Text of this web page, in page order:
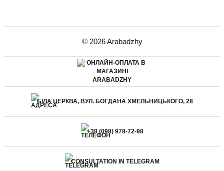
© 2026 Arabadzhy
БІЛА ЦЕРКВА, ВУЛ. БОГДАНА ХМЕЛЬНИЦЬКОГО, 28
+38 (098) 978-72-98
CONSULTATION IN TELEGRAM